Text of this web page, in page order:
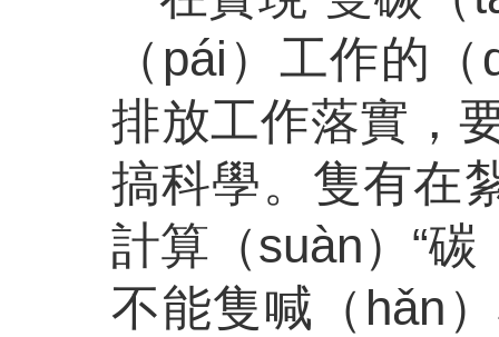
（pái）工作的
排放工作落實，
搞科學。隻有在
計算（suàn）“
不能隻喊（hǎn